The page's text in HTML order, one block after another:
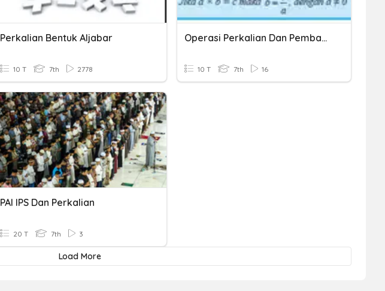
Perkalian Bentuk Aljabar
10 T 7th 2778
Operasi Perkalian Dan Pembagian
10 T 7th 16
PAI IPS Dan Perkalian
20 T 7th 3
Load More